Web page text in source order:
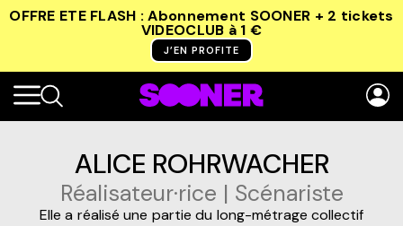
OFFRE ETE FLASH : Abonnement SOONER + 2 tickets
VIDEOCLUB à 1 €
J’EN PROFITE
ALICE ROHRWACHER
Réalisateur·rice | Scénariste
Elle a réalisé une partie du long-métrage collectif